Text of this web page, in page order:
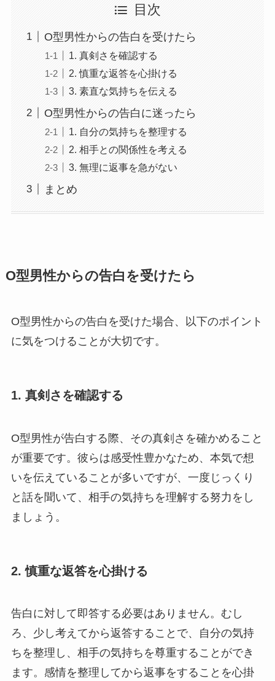
目次
O型男性からの告白を受けたら
1. 真剣さを確認する
2. 慎重な返答を心掛ける
3. 素直な気持ちを伝える
O型男性からの告白に迷ったら
1. 自分の気持ちを整理する
2. 相手との関係性を考える
3. 無理に返事を急がない
まとめ
O型男性からの告白を受けたら
O型男性からの告白を受けた場合、以下のポイント
に気をつけることが大切です。
1. 真剣さを確認する
O型男性が告白する際、その真剣さを確かめること
が重要です。彼らは感受性豊かなため、本気で想
いを伝えていることが多いですが、一度じっくり
と話を聞いて、相手の気持ちを理解する努力をし
ましょう。
2. 慎重な返答を心掛ける
告白に対して即答する必要はありません。むし
ろ、少し考えてから返答することで、自分の気持
ちを整理し、相手の気持ちを尊重することができ
ます。感情を整理してから返事をすることを心掛